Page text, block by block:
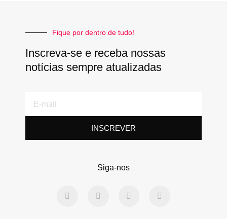
Fique por dentro de tudo!
Inscreva-se e receba nossas
notícias sempre atualizadas
INSCREVER
Siga-nos
a
w
i
o